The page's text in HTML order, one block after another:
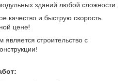
зданий любой сложности.
качество и быструю скорость
цене!
строительство с